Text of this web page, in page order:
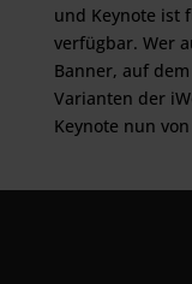
und Keynote ist
verfügbar. Wer
Banner, auf
Varianten der
Keynote nun